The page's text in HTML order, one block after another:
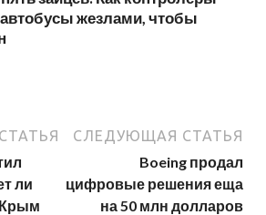
жезлами, чтобы
ли
Крым
СЛЕДУЮЩАЯ СТАТЬЯ
Boeing продал
цифровые решения еща
на 50 млн долларов